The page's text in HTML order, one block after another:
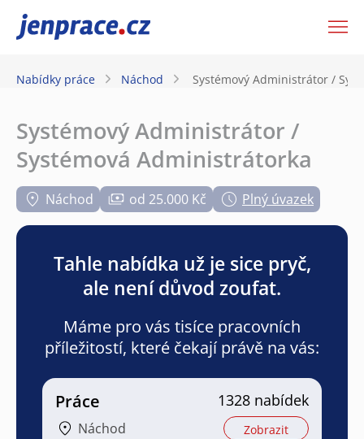
JenPráce.cz
Nabídky práce Náchod Systémový Administrátor /
Systémový Administrátor /
Systémová Administrátorka
Náchod od 25.000 Kč Plný úvazek
Tahle nabídka už je sice pryč,
ale není důvod zoufat.
Máme pro vás tisíce pracovních
příležitostí, které čekají právě na vás:
Práce
Náchod
1328 nabídek
Zobrazit